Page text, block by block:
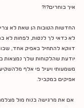
איך בוחרים?!?
החדשות הטובות הן שאת לא
לא כדאי לך לנסות, לפחות לא
דווקא להתחיל באפיק אחד,
יודעת שהלקוחות שלך נמצאות
אפיקים במקביל.
אם את מרגישה בנוח מול